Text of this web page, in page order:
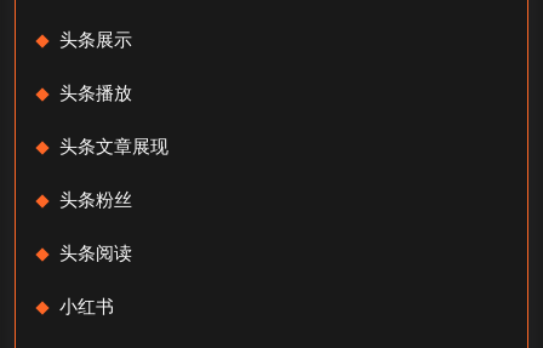
头条展示
头条播放
头条文章展现
头条粉丝
头条阅读
小红书